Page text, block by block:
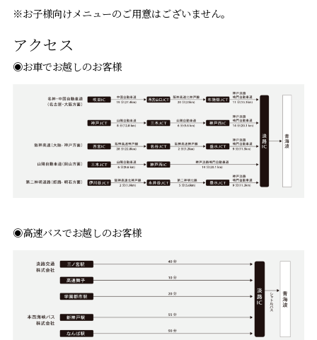
※お子様向けメニューのご用意はございません。
アクセス
◉お車でお越しのお客様
◉高速バスでお越しのお客様